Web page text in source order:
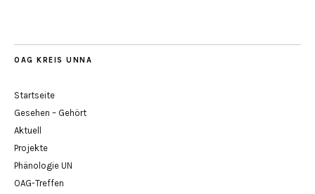
OAG KREIS UNNA
Startseite
Gesehen – Gehört
Aktuell
Projekte
Phänologie UN
OAG-Treffen